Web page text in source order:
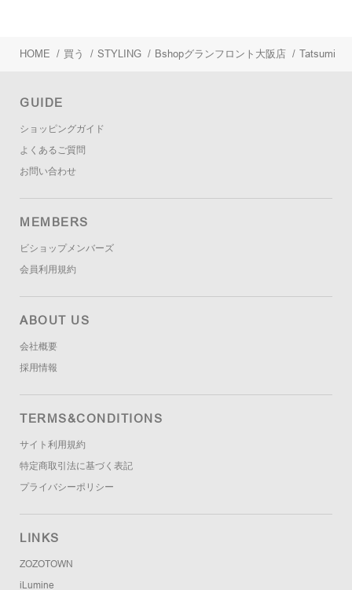
HOME / 買う / STYLING / Bshopグランフロント大阪店 / Tatsumi
GUIDE
ショッピングガイド
よくあるご質問
お問い合わせ
MEMBERS
ビショップメンバーズ
会員利用規約
ABOUT US
会社概要
採用情報
TERMS&CONDITIONS
サイト利用規約
特定商取引法に基づく表記
プライバシーポリシー
LINKS
ZOZOTOWN
iLumine